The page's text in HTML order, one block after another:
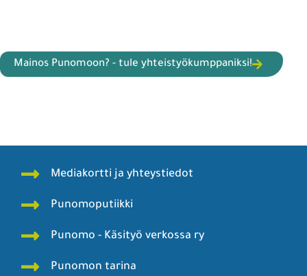
Mainos Punomoon? - tule yhteistyökumppaniksi!
Mediakortti ja yhteystiedot
Punomoputiikki
Punomo - Käsityö verkossa ry
Punomon tarina